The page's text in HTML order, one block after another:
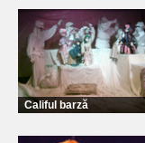
Califul barză